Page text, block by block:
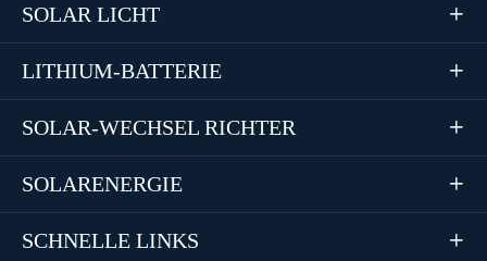
SOLAR LICHT 
LITHIUM-BATTERIE 
SOLAR-WECHSEL RICHTER 
SOLARENERGIE 
SCHNELLE LINKS 